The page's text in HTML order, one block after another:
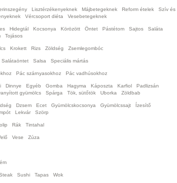
Lisztérzékenyeknek Májbetegeknek Reform ételek
Szív és
Vércsoport diéta
Vesebetegeknek
Hidegtál Kocsonya Körözött Öntet Pástétom Sajtos
Saláta
Tojásos
Krokett Rizs Zöldség
Zsemlegombóc
Salátaöntet Salsa
Speciális mártás
Pác szárnyasokhoz
Pác vadhúsokhoz
Dinnye Egyéb Gomba Hagyma Káposzta Karfiol
Padlizsán
gyümölcs Spárga Tök, sütőtök Uborka
Zöldbab
Dzsem Ecet Gyümölcskocsonya Gyümölcssajt
Ízesítő
Lekvár
Szörp
Rák
Tintahal
Vese
Zúza
Sushi Tapas
Wok